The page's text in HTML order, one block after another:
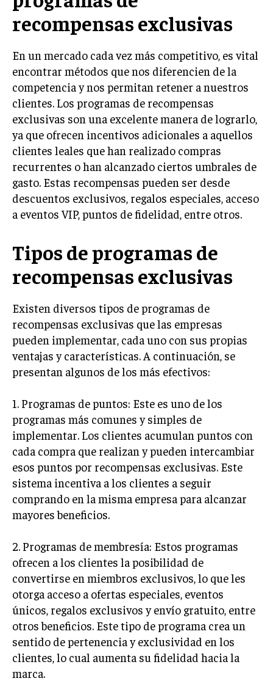
AGENCIAS DE MARKETING
AGENCIAS DE POSICIONAMIENTO WEB SEO
VENTA DE ENLACES
MARKETING DIGITAL
PUBLICIDAD
VENTAS Y PERSUASIÓN
GESTIÓN DE PRODUCTOS
GESTIÓN DE MARCA
INVESTIGACIÓN DE MERCADO
ANÁLISIS DE COMPETENCIA
INNOVACIÓN EMPRESARIAL
GESTIÓN DEL CAMBIO
LIDERAZGO
HABILIDADES DIRECTIVAS
EMPRENDIMIENTO
PLANIFICACIÓN EMPRESARIAL
FINANZAS
FINANZAS Y CONTABILIDAD
GESTIÓN DE RECURSOS FINANCIEROS
INVERSIONES Y MERCADOS FINANCIEROS
ECONOMÍA EMPRESARIAL
INTERNACIONAL
NEGOCIOS INTERNACIONALES
COMERCIO INTERNACIONAL
EXPANSIÓN GLOBAL
recompensas exclusivas
En un mercado cada vez más competitivo, es vital
encontrar métodos que nos diferencien de la
competencia y nos permitan retener a nuestros
clientes. Los programas de recompensas
exclusivas son una excelente manera de lograrlo,
ya que ofrecen incentivos adicionales a aquellos
clientes leales que han realizado compras
recurrentes o han alcanzado ciertos umbrales de
gasto. Estas recompensas pueden ser desde
descuentos exclusivos, regalos especiales, acceso
a eventos VIP, puntos de fidelidad, entre otros.
Tipos de programas de
recompensas exclusivas
Existen diversos tipos de programas de
recompensas exclusivas que las empresas
pueden implementar, cada uno con sus propias
ventajas y características. A continuación, se
presentan algunos de los más efectivos:
1. Programas de puntos: Este es uno de los
programas más comunes y simples de
implementar. Los clientes acumulan puntos con
cada compra que realizan y pueden intercambiar
esos puntos por recompensas exclusivas. Este
sistema incentiva a los clientes a seguir
comprando en la misma empresa para alcanzar
mayores beneficios.
2. Programas de membresía: Estos programas
ofrecen a los clientes la posibilidad de
convertirse en miembros exclusivos, lo que les
otorga acceso a ofertas especiales, eventos
únicos, regalos exclusivos y envío gratuito, entre
otros beneficios. Este tipo de programa crea un
sentido de pertenencia y exclusividad en los
clientes, lo cual aumenta su fidelidad hacia la
marca.